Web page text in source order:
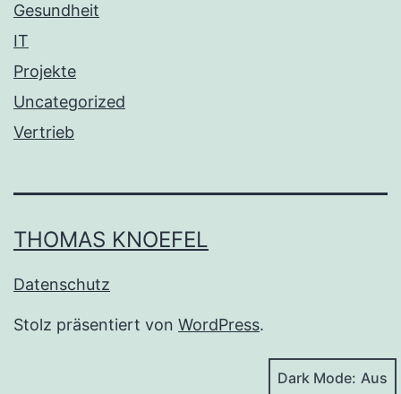
Gesundheit
IT
Projekte
Uncategorized
Vertrieb
THOMAS KNOEFEL
Datenschutz
Stolz präsentiert von WordPress.
Dark Mode: